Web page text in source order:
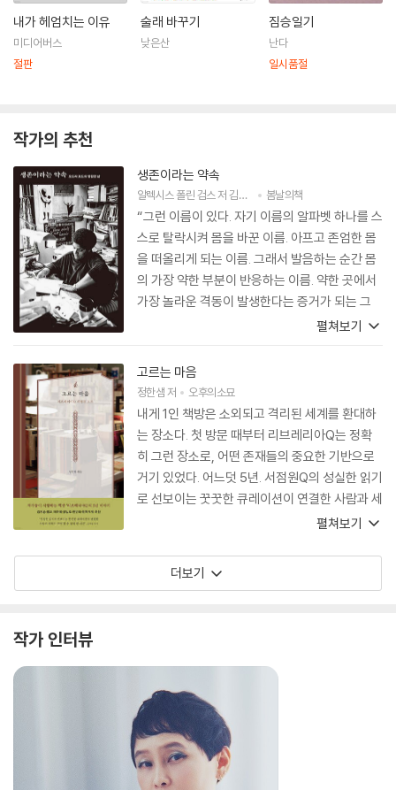
내가 헤엄치는 이유
미디어버스
절판
술래 바꾸기
낮은산
짐승일기
난다
일시품절
작가의 추천
생존이라는 약속
알렉시스 폴린 검스저김보영 역봄날의책
“그런 이름이 있다. 자기 이름의 알파벳 하나를 스
스로 탈락시켜 몸을 바꾼 이름. 아프고 존엄한 몸
을 떠올리게 되는 이름. 그래서 발음하는 순간 몸
의 가장 약한 부분이 반응하는 이름. 약한 곳에서
가장 놀라운 격동이 발생한다는 증거가 되는 그
이름. 오드리 로드는 우주를 범위 삼아 유영하는
펼쳐보기
고르는 마음
정한샘저 오후의소묘
내게 1인 책방은 소외되고 격리된 세계를 환대하
는 장소다. 첫 방문 때부터 리브레리아Q는 정확
히 그런 장소로, 어떤 존재들의 중요한 기반으로
거기 있었다. 어느덧 5년. 서점원Q의 성실한 읽기
로 선보이는 꿋꿋한 큐레이션이 연결한 사람과 세
계가 ‘우리’일 수 있게 된 시간. 이 장소를 지킨 힘
곧 말 없는 세계를 향한 우직한 사랑이라는 것을
이제 우리는 안다.
펼쳐보기
더보기
작가 인터뷰